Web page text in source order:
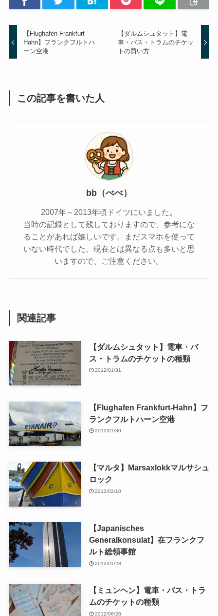
【Flughafen Frankfurt-
Hahn】フランクフルトハ
ーン空港
【ダルムシュタット】電
車・バス・トラムのチケッ
トの買い方
この記事を書いた人
bb（べべ）
2007年～2013年頃ドイツにいました。
当時の記録として残しておりますので、参考にな
ることがあれば嬉しいです。まだスマホを使って
いない時代でした。現在とは異なる点も多いと思
いますので、ご注意ください。
関連記事
【ダルムシュタット】電車・バ
ス・トラムのチケットの種類
2012/01/31
【Flughafen Frankfurt-Hahn】フ
ランクフルトハーン空港
2012/01/30
【マルタ】Marsaxlokkマルサシュ
ロック
2013/02/10
【Japanisches
Generalkonsulat】在フランクフ
ルト総領事館
2012/01/28
【ミュンヘン】電車・バス・トラ
ムのチケットの種類
2012/06/28